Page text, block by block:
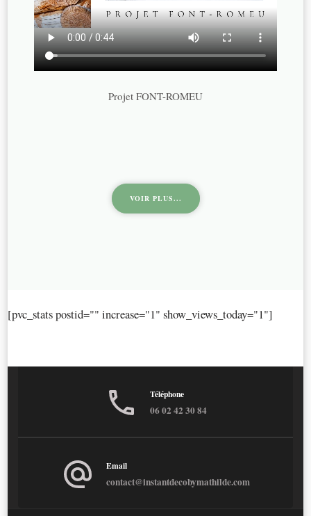
Projet FONT-ROMEU
VOIR PLUS...
[pvc_stats postid="" increase="1" show_views_today="1"]
Téléphone
06 02 42 30 84
Email
contact@instantdecobymathilde.com